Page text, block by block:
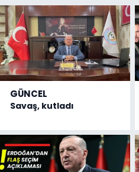
GÜNCEL
Savaş, kutladı